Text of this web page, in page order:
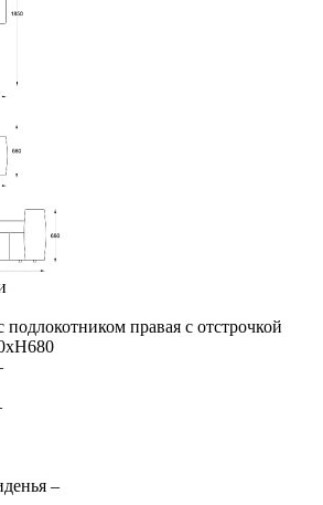
подлокотником правая с отстрочкой
–